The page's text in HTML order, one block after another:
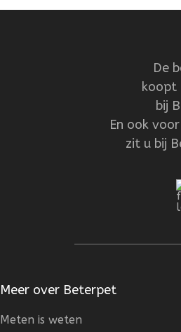
De
koopt
bij
En ook
zit u bij
Meer over Beterpet
Meten is weten